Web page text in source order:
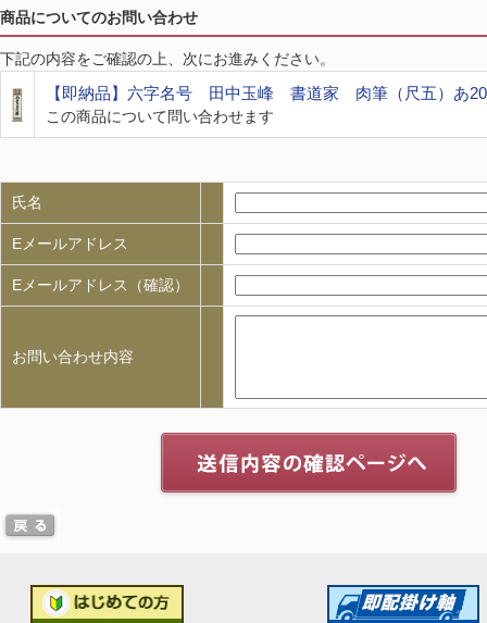
商品についてのお問い合わせ
下記の内容をご確認の上、次にお進みください。
【即納品】六字名号 田中玉峰 書道家 肉筆（尺五）あ
この商品について問い合わせます
氏名
Eメールアドレス
Eメールアドレス（確認）
お問い合わせ内容